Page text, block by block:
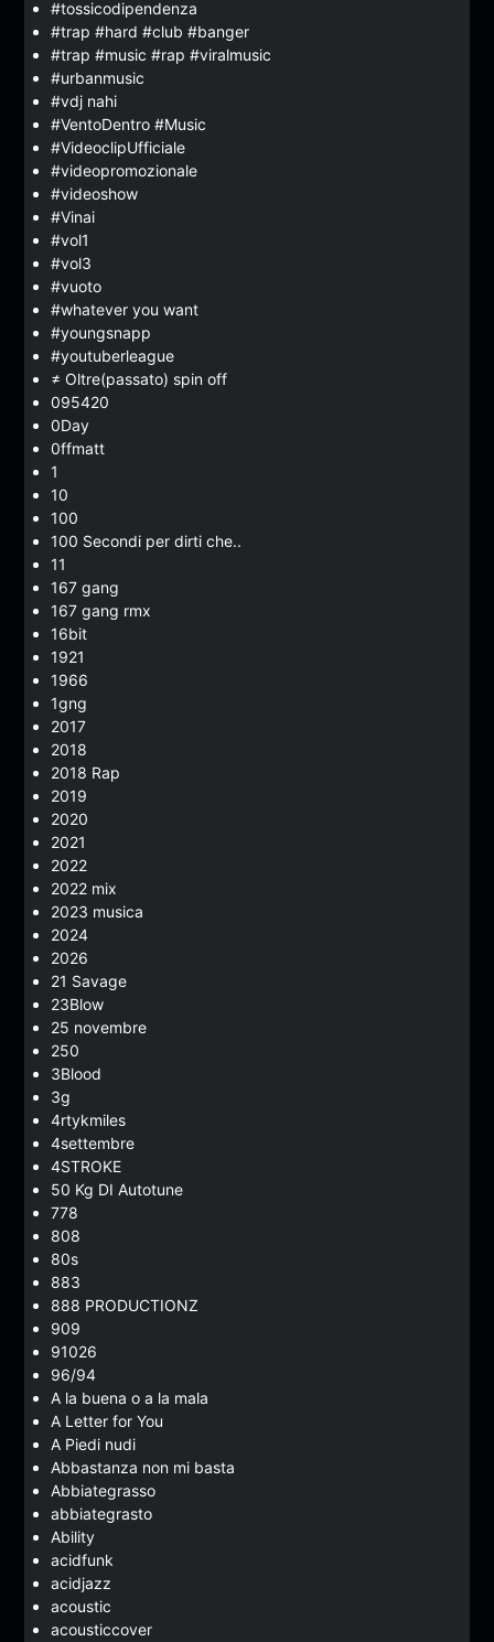
#tossicodipendenza
#trap #hard #club #banger
#trap #music #rap #viralmusic
#urbanmusic
#vdj nahi
#VentoDentro #Music
#VideoclipUfficiale
#videopromozionale
#videoshow
#Vinai
#vol1
#vol3
#vuoto
#whatever you want
#youngsnapp
#youtuberleague
≠ Oltre(passato) spin off
095420
0Day
0ffmatt
1
10
100
100 Secondi per dirti che..
11
167 gang
167 gang rmx
16bit
1921
1966
1gng
2017
2018
2018 Rap
2019
2020
2021
2022
2022 mix
2023 musica
2024
2026
21 Savage
23Blow
25 novembre
250
3Blood
3g
4rtykmiles
4settembre
4STROKE
50 Kg DI Autotune
778
808
80s
883
888 PRODUCTIONZ
909
91026
96/94
A la buena o a la mala
A Letter for You
A Piedi nudi
Abbastanza non mi basta
Abbiategrasso
abbiategrasto
Ability
acidfunk
acidjazz
acoustic
acousticcover